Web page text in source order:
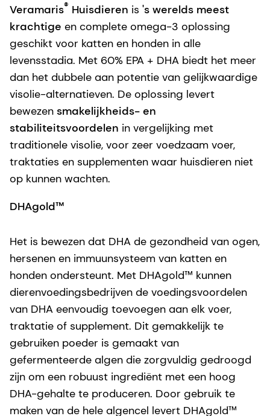
Veramaris® Huisdieren is 's werelds meest
krachtige en complete omega-3 oplossing
geschikt voor katten en honden in alle
levensstadia. Met 60% EPA + DHA biedt het meer
dan het dubbele aan potentie van gelijkwaardige
visolie-alternatieven. De oplossing levert
bewezen smakelijkheids- en
stabiliteitsvoordelen in vergelijking met
traditionele visolie, voor zeer voedzaam voer,
traktaties en supplementen waar huisdieren niet
op kunnen wachten.
DHAgold™
Het is bewezen dat DHA de gezondheid van ogen,
hersenen en immuunsysteem van katten en
honden ondersteunt. Met DHAgold™ kunnen
dierenvoedingsbedrijven de voedingsvoordelen
van DHA eenvoudig toevoegen aan elk voer,
traktatie of supplement. Dit gemakkelijk te
gebruiken poeder is gemaakt van
gefermenteerde algen die zorgvuldig gedroogd
zijn om een robuust ingrediënt met een hoog
DHA-gehalte te produceren. Door gebruik te
maken van de hele algencel levert DHAgold™